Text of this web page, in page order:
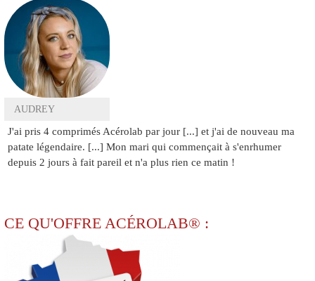
AUDREY
J'ai pris 4 comprimés Acérolab par jour [...] et j'ai de nouveau ma
patate légendaire. [...] Mon mari qui commençait à s'enrhumer
depuis 2 jours à fait pareil et n'a plus rien ce matin !
CE QU'OFFRE ACÉROLAB® :